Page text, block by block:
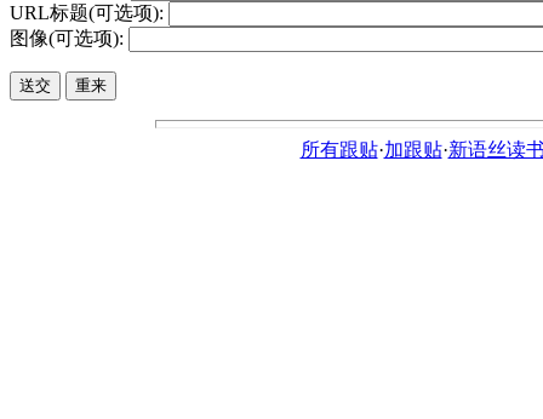
URL标题(可选项):
图像(可选项):
所有跟贴·加跟贴·新语丝读